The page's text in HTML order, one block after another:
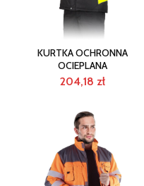
KURTKA OCHRONNA
OCIEPLANA
204,18 zł